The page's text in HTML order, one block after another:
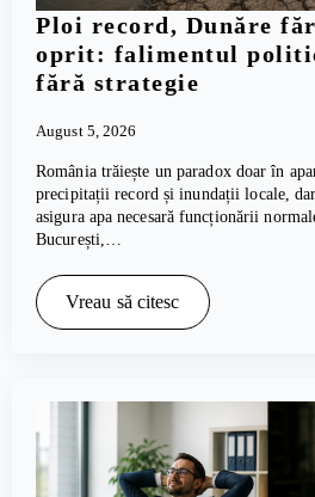
Ploi record, Dunăre
oprit: falimentul
fără strategie
August 5, 2026
România trăiește un paradox doar în
precipitații record și inundații locale,
asigura apa necesară funcționării
București,…
Vreau să citesc